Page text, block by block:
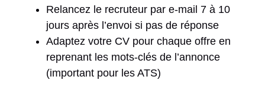
Relancez le recruteur par e-mail 7 à 10
jours après l’envoi si pas de réponse
Adaptez votre CV pour chaque offre en
reprenant les mots-clés de l’annonce
(important pour les ATS)